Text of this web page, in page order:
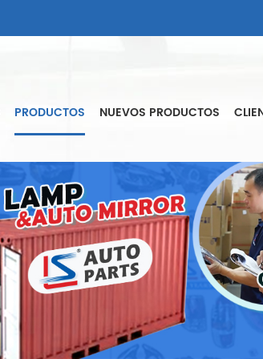
PRODUCTOS NUEVOS PRODUCTOS